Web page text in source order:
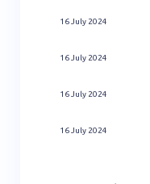
16 July 2024
16 July 2024
16 July 2024
16 July 2024